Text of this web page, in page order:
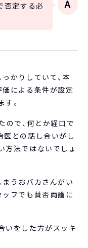
否定する必
かりしていて、本
による条件が設定
。
ので、何とか経口で
医との話し合いがし
方法ではないでしょ
うおバカさんがい
フでも賛否両論に
いをした方がスッキ